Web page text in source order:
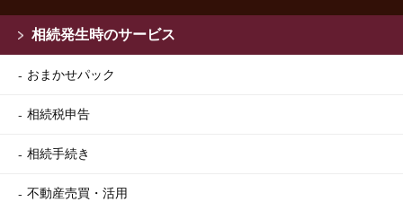
相続発生時のサービス
おまかせパック
相続税申告
相続手続き
不動産売買・活用